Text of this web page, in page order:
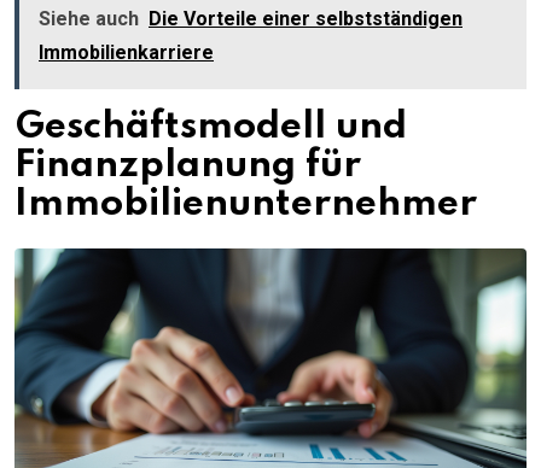
Siehe auch Die Vorteile einer selbstständigen
Immobilienkarriere
Geschäftsmodell und
Finanzplanung für
Immobilienunternehmer